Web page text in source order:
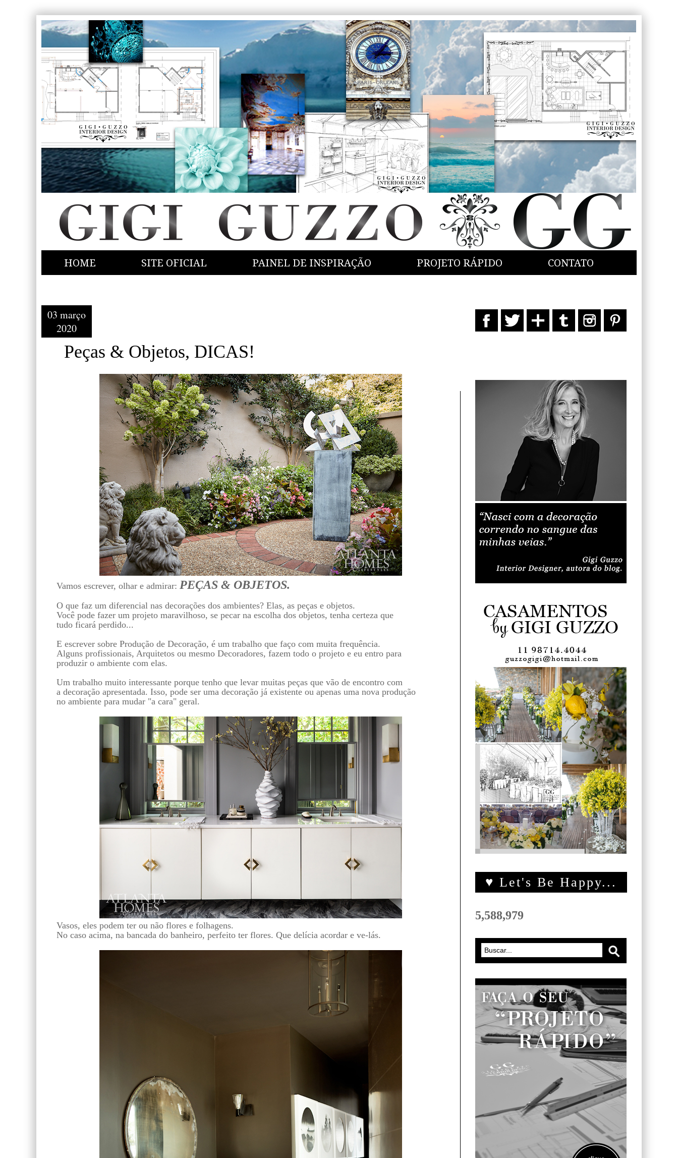
HOME SITE OFICIAL PAINEL DE INSPIRAÇÃO PROJETO RÁPIDO CONTATO
03 março
2020
Peças & Objetos, DICAS!
Vamos escrever, olhar e admirar: PEÇAS & OBJETOS.
O que faz um diferencial nas decorações dos ambientes? Elas, as peças e objetos.
Você pode fazer um projeto maravilhoso, se pecar na escolha dos objetos, tenha certeza que
tudo ficará perdido...
E escrever sobre Produção de Decoração, é um trabalho que faço com muita frequência.
Alguns profissionais, Arquitetos ou mesmo Decoradores, fazem todo o projeto e eu entro para
produzir o ambiente com elas.
Um trabalho muito interessante porque tenho que levar muitas peças que vão de encontro com
a decoração apresentada. Isso, pode ser uma decoração já existente ou apenas uma nova produção
no ambiente para mudar "a cara" geral.
Vasos, eles podem ter ou não flores e folhagens.
No caso acima, na bancada do banheiro, perfeito ter flores. Que delícia acordar e ve-lás.
♥ Let's Be Happy...
5,588,979